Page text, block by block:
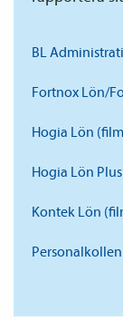
BL
Fortnox Lön/
Hogia Lön
Hogia Lön Plus
Kontek Lön
Personalkollen